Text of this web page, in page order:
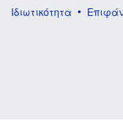
Ιδιωτικότητα